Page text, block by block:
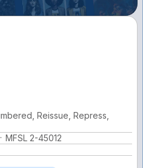
Reissue, Repress,
MFSL 2-45012